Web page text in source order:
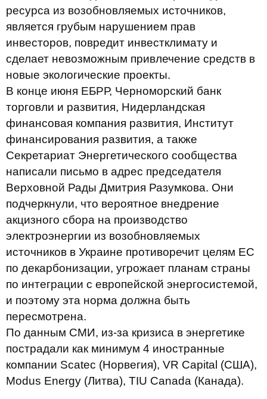
ресурса из возобновляемых источников,
является грубым нарушением прав
инвесторов, повредит инвестклимату и
сделает невозможным привлечение средств в
новые экологические проекты.
В конце июня ЕБРР, Черноморский банк
торговли и развития, Нидерландская
финансовая компания развития, Институт
финансирования развития, а также
Секретариат Энергетического сообщества
написали письмо в адрес председателя
Верховной Рады Дмитрия Разумкова. Они
подчеркнули, что вероятное внедрение
акцизного сбора на производство
электроэнергии из возобновляемых
источников в Украине противоречит целям ЕС
по декарбонизации, угрожает планам страны
по интеграции с европейской энергосистемой,
и поэтому эта норма должна быть
пересмотрена.
По данным СМИ, из-за кризиса в энергетике
пострадали как минимум 4 иностранные
компании Scatec (Норвегия), VR Capital (США),
Modus Energy (Литва), TIU Canada (Канада).